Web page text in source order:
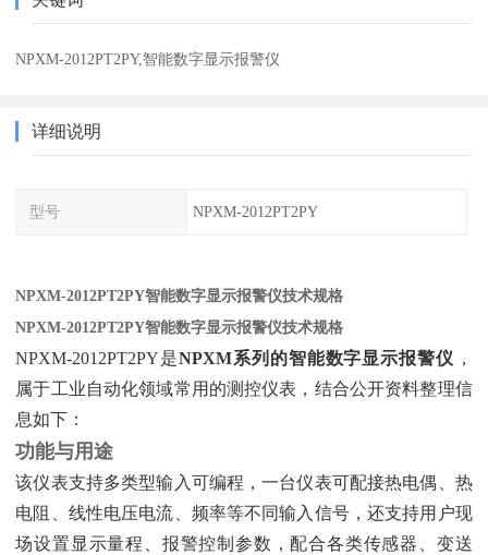
NPXM-2012PT2PY,智能数字显示报警仪
详细说明
型号 NPXM-2012PT2PY
NPXM-2012PT2PY智能数字显示报警仪技术规格
NPXM-2012PT2PY智能数字显示报警仪技术规格
NPXM-2012PT2PY是‌NPXM系列的智能数字显示报警仪 ‌，
属于工业自动化领域常用的测控仪表，结合公开资料整理信
息如下：
功能与用途
该仪表支持多类型输入可编程，一台仪表可配接热电偶、热
电阻、线性电压电流、频率等不同输入信号，还支持用户现
场设置显示量程、报警控制参数，配合各类传感器、变送